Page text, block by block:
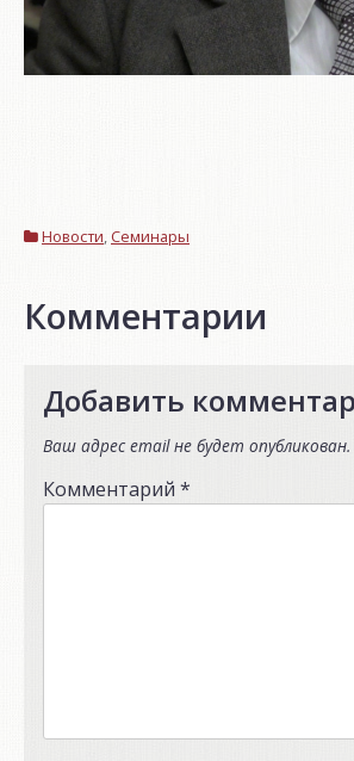
Новости,Семинары
Комментарии
Добавить
Ваш адрес email не будет опубликован.
Комментарий *